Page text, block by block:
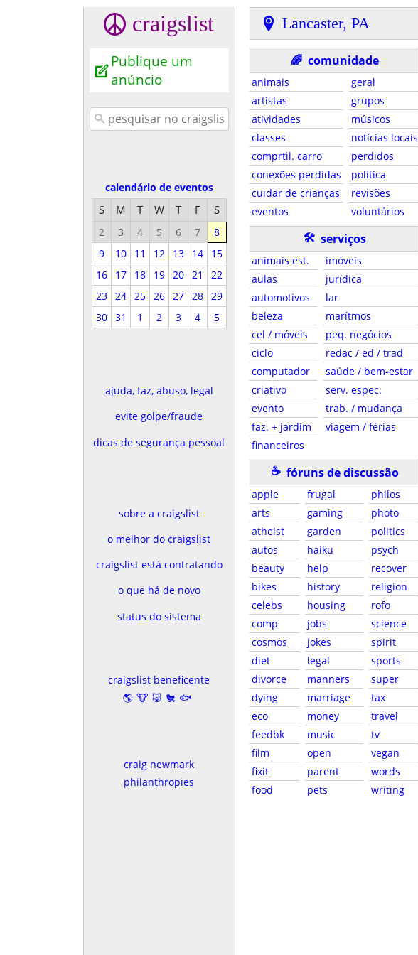
craigslist
Publique um
anúncio
calendário de eventos
S M T W T F S
2 3 4 5 6 7
8
9
10 11 12 13 14
15
16
17 18 19 20 21
22
23
24 25 26 27 28
29
30
31 1 2 3 4 5
ajuda, faz, abuso, legal
evite golpe/fraude
dicas de segurança pessoal
sobre a craigslist
o melhor do craigslist
craigslist está contratando
o que há de novo
status do sistema
craigslist beneficente
🌎🐮🐷🐔🐟
craig newmark
philanthropies
Lancaster, PA
🌈 comunidade
animais
artistas
atividades
classes
comprtil. carro
conexões perdidas
cuidar de crianças
eventos
geral
grupos
músicos
notícias locais
perdidos
política
revisões
voluntários
🛠 serviços
animais est.
aulas
automotivos
beleza
cel / móveis
ciclo
computador
criativo
evento
faz. + jardim
financeiros
imóveis
jurídica
lar
marítmos
peq. negócios
redac / ed / trad
saúde / bem-estar
serv. espec.
trab. / mudança
viagem / férias
☕ fóruns de discussão
apple
arts
atheist
autos
beauty
bikes
celebs
comp
cosmos
diet
divorce
dying
eco
feedbk
film
fixit
food
frugal
gaming
garden
haiku
help
history
housing
jobs
jokes
legal
manners
marriage
money
music
open
parent
pets
philos
photo
politics
psych
recover
religion
rofo
science
spirit
sports
super
tax
travel
tv
vegan
words
writing